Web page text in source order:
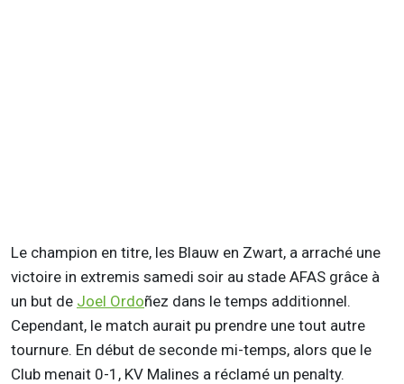
Le champion en titre, les Blauw en Zwart, a arraché une
victoire in extremis samedi soir au stade AFAS grâce à
un but de Joel Ordoñez dans le temps additionnel.
Cependant, le match aurait pu prendre une tout autre
tournure. En début de seconde mi-temps, alors que le
Club menait 0-1, KV Malines a réclamé un penalty.